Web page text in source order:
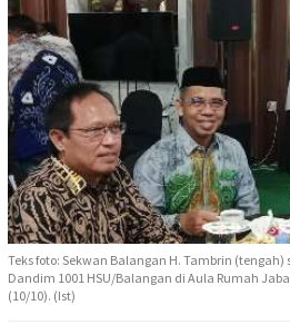
Teks foto: Sekwan Balangan H. Tambrin
Dandim 1001 HSU/Balangan di Aula Rumah
(10/10). (Ist)